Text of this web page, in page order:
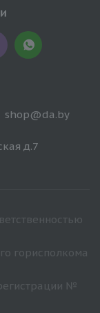
shop@da.by
д.7
горисполкома
№